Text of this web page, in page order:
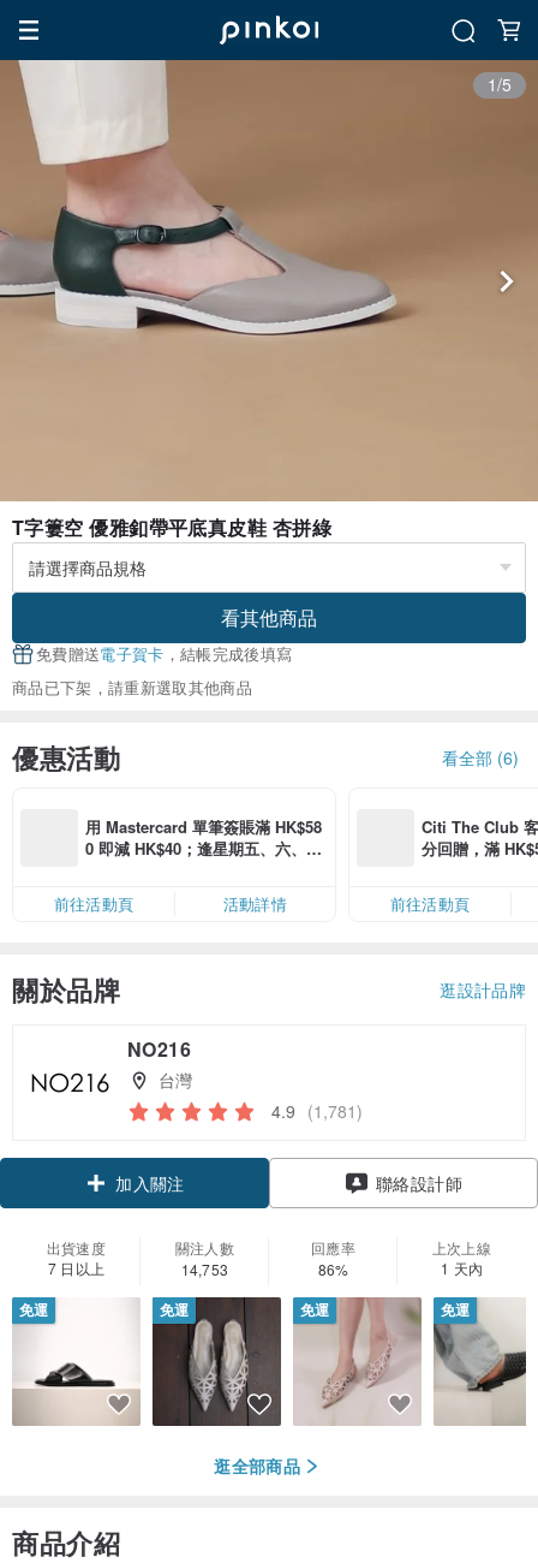
1/5
T字簍空 優雅釦帶平底真皮鞋 杏拼綠
看其他商品
免費贈送電子賀卡 ，結帳完成後填寫
商品已下架，請重新選取其他商品
優惠活動 看全部 (6)
用 Mastercard 單筆簽賬滿 HK$58
0 即減 HK$40；逢星期五、六、日
限，額滿即止，僅限「常用信用
卡」結帳）
前往活動頁 活動詳情
Citi The Club
分回贈，滿
前往活動頁
關於品牌 逛設計品牌
NO216
台灣
4.9 (1,781)
加入關注
聯絡設計師
出貨速度
7 日以上
關注人數
14,753
回應率
86%
上次上線
1 天內
免運 免運 免運 免運
逛全部商品
商品介紹